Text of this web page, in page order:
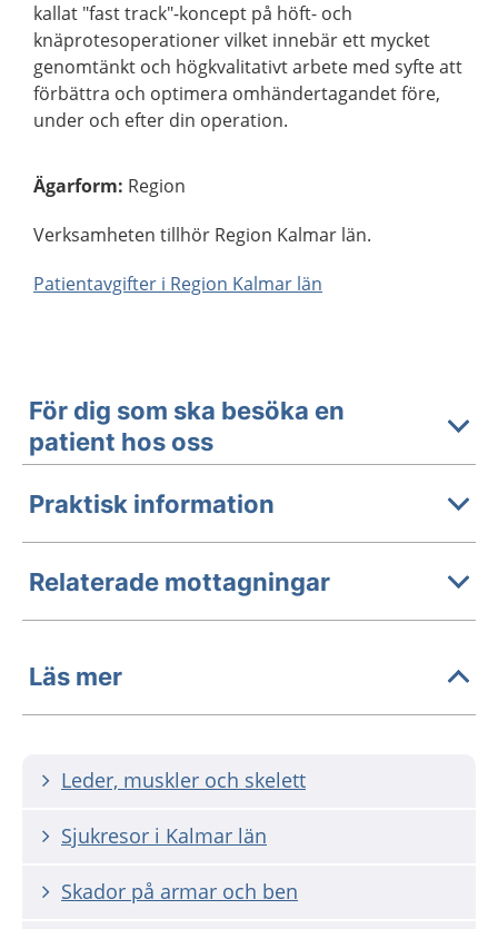
kallat "fast track"-koncept på höft- och
knäprotesoperationer vilket innebär ett mycket
genomtänkt och högkvalitativt arbete med syfte att
förbättra och optimera omhändertagandet före,
under och efter din operation.
Ägarform: Region
Verksamheten tillhör Region Kalmar län.
Patientavgifter i Region Kalmar län
För dig som ska besöka en
patient hos oss
Praktisk information
Relaterade mottagningar
Läs mer
Leder, muskler och skelett
Sjukresor i Kalmar län
Skador på armar och ben